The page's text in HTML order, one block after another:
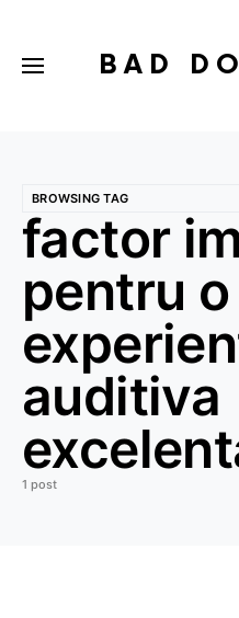
BAD
BROWSING TAG
factor
pentru o
auditiva
1 post